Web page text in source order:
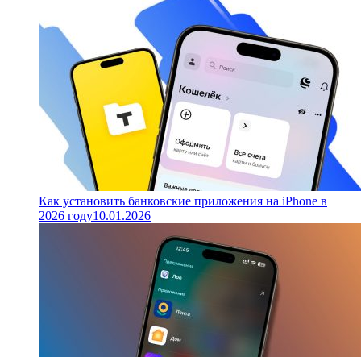
Как установить банковские приложения на iPhone в
2026 году10.01.2026